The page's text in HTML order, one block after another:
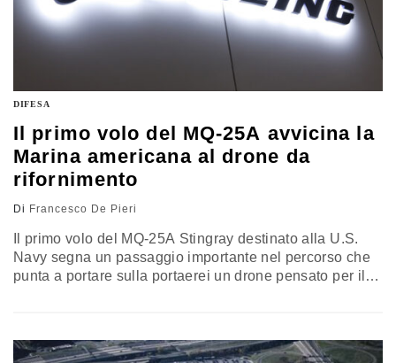
DIFESA
Il primo volo del MQ-25A avvicina la
Marina americana al drone da
rifornimento
Di Francesco De Pieri
Il primo volo del MQ-25A Stingray destinato alla U.S.
Navy segna un passaggio importante nel percorso che
punta a portare sulla portaerei un drone pensato per il
capacità operativa dell’aviazione imbarcata americana